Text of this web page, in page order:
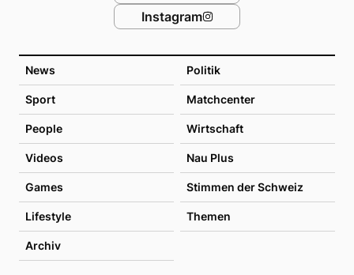
News Politik
Sport Matchcenter
People Wirtschaft
Videos Nau Plus
Games Stimmen der Schweiz
Lifestyle Themen
Archiv
Instagram